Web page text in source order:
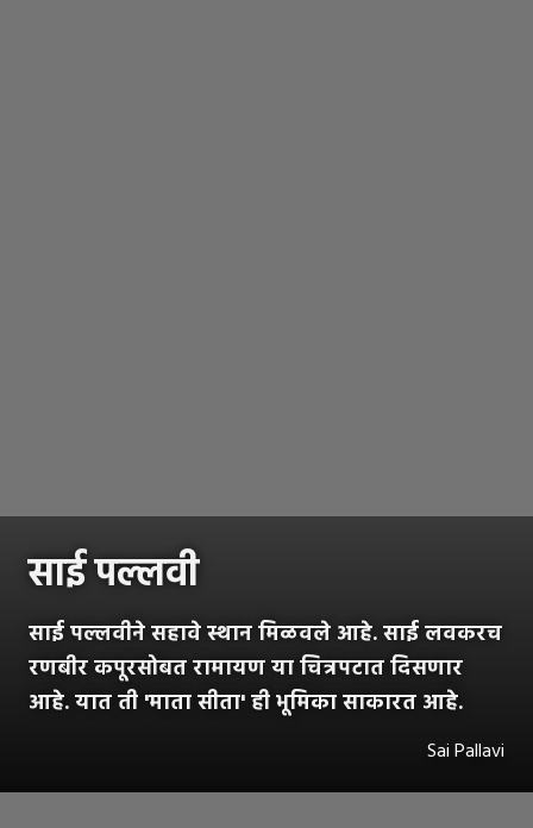
साई पल्लवी
साई पल्लवीने सहावे स्थान मिळवले आहे. साई लवकरच
रणबीर कपूरसोबत रामायण या चित्रपटात दिसणार
आहे. यात ती 'माता सीता' ही भूमिका साकारत आहे.
Sai Pallavi